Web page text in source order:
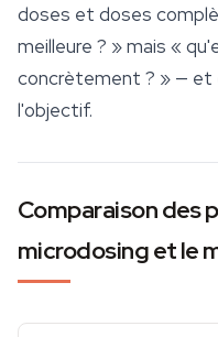
doses et doses
meilleure ? » mais «
concrètement ? » — et
l'objectif.
Comparaison des
microdosing et le